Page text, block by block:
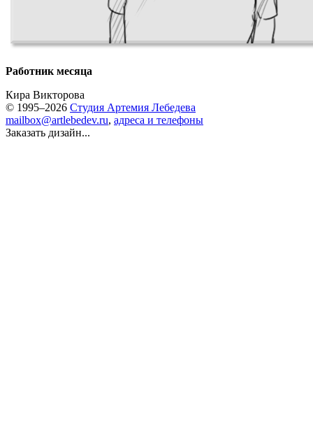
Работник месяца
Кира Викторова
© 1995–2026 Студия Артемия Лебедева
mailbox@artlebedev.ru, адреса и телефоны
Заказать дизайн...